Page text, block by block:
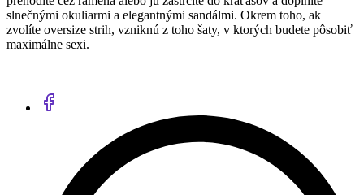
slnečnými okuliarmi a elegantnými sandálmi. Okrem toho, ak
zvolíte oversize strih, vzniknú z toho šaty, v ktorých budete pôsobiť
maximálne sexi.